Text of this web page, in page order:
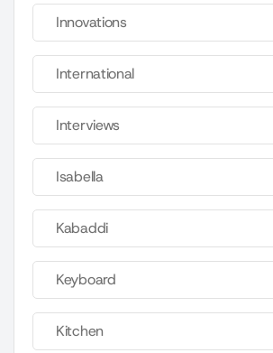
Innovations
International
Interviews
Isabella
Kabaddi
Keyboard
Kitchen